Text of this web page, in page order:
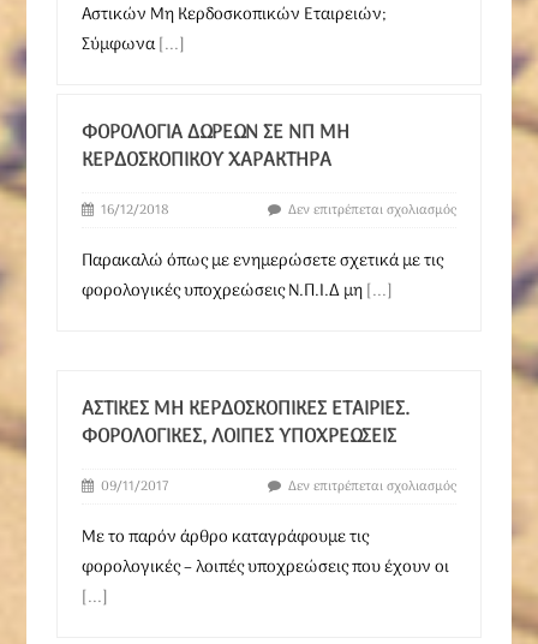
Αστικών Μη Κερδοσκοπικών Εταιρειών;
Σύμφωνα[...]
ΦΟΡΟΛΟΓΊΑ ΔΩΡΕΏΝ ΣΕ ΝΠ ΜΗ
ΚΕΡΔΟΣΚΟΠΙΚΟΎ ΧΑΡΑΚΤΉΡΑ
16/12/2018 Δεν επιτρέπεται σχολιασμός
Παρακαλώ όπως με ενημερώσετε σχετικά με τις
φορολογικές υποχρεώσεις Ν.Π.Ι.Δ μη[...]
ΑΣΤΙΚΈΣ ΜΗ ΚΕΡΔΟΣΚΟΠΙΚΈΣ ΕΤΑΙΡΊΕΣ.
ΦΟΡΟΛΟΓΙΚΈΣ, ΛΟΙΠΈΣ ΥΠΟΧΡΕΏΣΕΙΣ
09/11/2017 Δεν επιτρέπεται σχολιασμός
Με το παρόν άρθρο καταγράφουμε τις
φορολογικές – λοιπές υποχρεώσεις που έχουν οι
[...]